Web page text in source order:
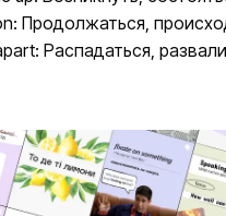
Продолжаться,
Распадаться,